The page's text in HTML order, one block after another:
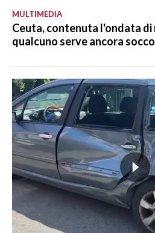
MULTIMEDIA
Ceuta, contenuta l'ondata di
qualcuno serve ancora